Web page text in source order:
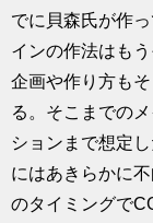
でに貝森氏が作
インの作法はも
企画や作り方も
る。そこまでの
ションまで想定
にはあきらかに
のタイミングで